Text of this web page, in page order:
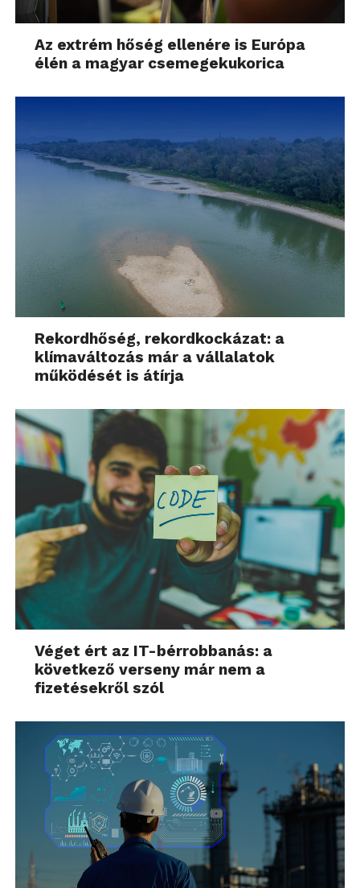
Az extrém hőség ellenére is Európa
élén a magyar csemegekukorica
Rekordhőség, rekordkockázat: a
klímaváltozás már a vállalatok
működését is átírja
Véget ért az IT-bérrobbanás: a
következő verseny már nem a
fizetésekről szól